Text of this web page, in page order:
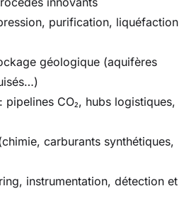
purification, liquéfaction
géologique (aquifères
CO₂, hubs logistiques,
carburants synthétiques,
instrumentation, détection et